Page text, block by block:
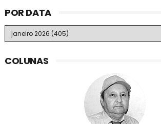
POR DATA
COLUNAS